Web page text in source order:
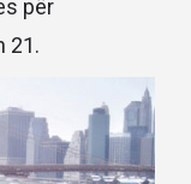
për
21.